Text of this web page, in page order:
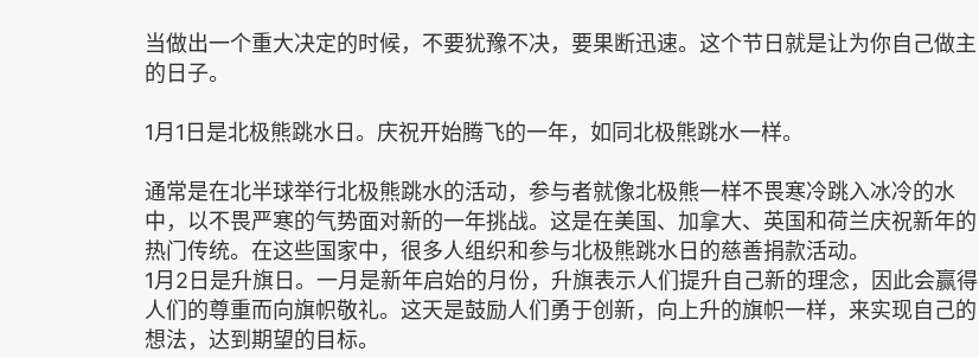
当做出一个重大决定的时候，不要犹豫不决，要果断迅速。这个节日就是让为你自己做主
的日子。
1月1日是北极熊跳水日。庆祝开始腾飞的一年，如同北极熊跳水一样。
通常是在北半球举行北极熊跳水的活动，参与者就像北极熊一样不畏寒冷跳入冰冷的水
中，以不畏严寒的气势面对新的一年挑战。这是在美国、加拿大、英国和荷兰庆祝新年的
热门传统。在这些国家中，很多人组织和参与北极熊跳水日的慈善捐款活动。
1月2日是升旗日。一月是新年启始的月份，升旗表示人们提升自己新的理念，因此会赢得
人们的尊重而向旗帜敬礼。这天是鼓励人们勇于创新，向上升的旗帜一样，来实现自己的
想法，达到期望的目标。